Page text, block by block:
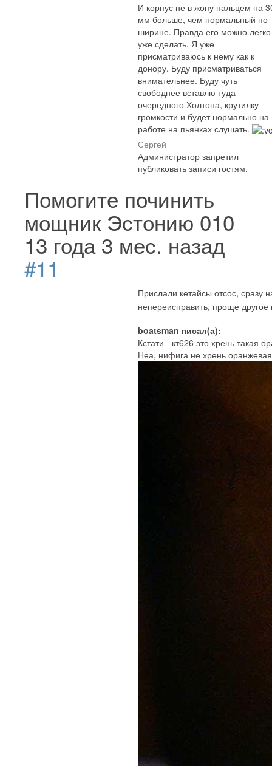
И корпус не в жопу пальцем на
мм больше, чем нормальный по
ширине. Правда его можно легко
уже сделать. Я уже
присматриваюсь к нему как к
донору. Буду присматриваться
внимательнее. Буду чуть
свободнее вставлю туда
очередного Холтона, крутилку
громкости и будет нормально на
работе на пьянках слушать.
Сергей
Администратор запретил
публиковать записи гостям.
Помогите починить
мощник Эстонию 010
13 года 3 мес. назад
#11
Прислали кетайсы отсос,
непереисправить, проще другое
boatsman писал(а):
Кстати - кт626 это хрень такая
Неа, нифига не хрень